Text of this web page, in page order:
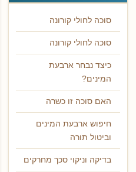
סוכה לחולי קורונה
סוכה לחולי קורונה
כיצד נבחר ארבעת
המינים?
האם סוכה זו כשרה
חיפוש ארבעת המינים
וביטול תורה
בדיקה וניקוי סכך מחרקים